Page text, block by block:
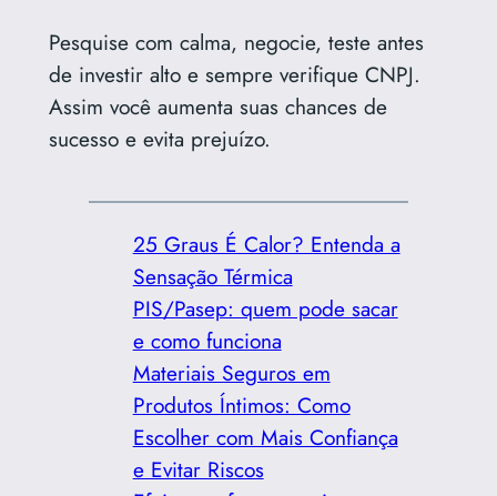
Pesquise com calma, negocie, teste antes
de investir alto e sempre verifique CNPJ.
Assim você aumenta suas chances de
sucesso e evita prejuízo.
25 Graus É Calor? Entenda a
Sensação Térmica
PIS/Pasep: quem pode sacar
e como funciona
Materiais Seguros em
Produtos Íntimos: Como
Escolher com Mais Confiança
e Evitar Riscos